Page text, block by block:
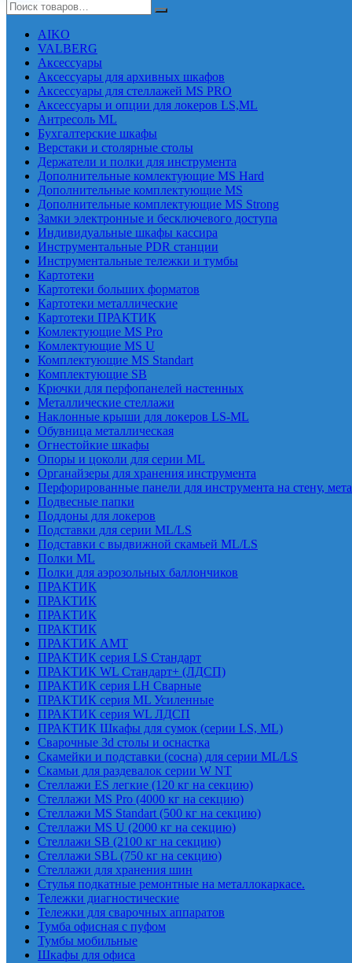
AIKO
VALBERG
Аксессуары
Аксессуары для архивных шкафов
Аксессуары для стеллажей MS PRO
Аксессуары и опции для локеров LS,ML
Антресоль ML
Бухгалтерские шкафы
Верстаки и столярные столы
Держатели и полки для инструмента
Дополнительные комлектующие MS Hard
Дополнительные комплектующие MS
Дополнительные комплектующие MS Strong
Замки электронные и бесключевого доступа
Индивидуальные шкафы кассира
Инструментальные PDR станции
Инструментальные тележки и тумбы
Картотеки
Картотеки больших форматов
Картотеки металлические
Картотеки ПРАКТИК
Комлектующие MS Pro
Комлектующие MS U
Комплектующие MS Standart
Комплектующие SB
Крючки для перфопанелей настенных
Металлические стеллажи
Наклонные крыши для локеров LS-ML
Обувница металлическая
Огнестойкие шкафы
Опоры и цоколи для серии ML
Органайзеры для хранения инструмента
Перфорированные панели для инструмента на стену,
Подвесные папки
Поддоны для локеров
Подставки для серии ML/LS
Подставки с выдвижной скамьей ML/LS
Полки ML
Полки для аэрозольных баллончиков
ПРАКТИК
ПРАКТИК
ПРАКТИК
ПРАКТИК
ПРАКТИК AMT
ПРАКТИК cерия LS Стандарт
ПРАКТИК WL Стандарт+ (ЛДСП)
ПРАКТИК серия LH Сварные
ПРАКТИК серия ML Усиленные
ПРАКТИК серия WL ЛДСП
ПРАКТИК Шкафы для сумок (серии LS, ML)
Сварочные 3d столы и оснастка
Скамейки и подставки (сосна) для серии ML/LS
Скамьи для раздевалок серии W NT
Стеллажи ES легкие (120 кг на секцию)
Стеллажи MS Pro (4000 кг на секцию)
Стеллажи MS Standart (500 кг на секцию)
Стеллажи MS U (2000 кг на секцию)
Стеллажи SB (2100 кг на секцию)
Стеллажи SBL (750 кг на секцию)
Стеллажи для хранения шин
Стулья подкатные ремонтные на металлокаркасе.
Тележки диагностические
Тележки для сварочных аппаратов
Тумба офисная с пуфом
Тумбы мобильные
Шкафы для офиса